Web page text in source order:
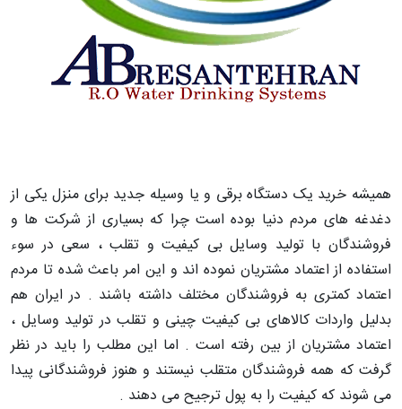
همیشه خرید یک دستگاه برقی و یا وسیله جدید برای منزل یکی از
دغدغه های مردم دنیا بوده است چرا که بسیاری از شرکت ها و
فروشندگان با تولید وسایل بی کیفیت و تقلب ، سعی در سوء
استفاده از اعتماد مشتریان نموده اند و این امر باعث شده تا مردم
اعتماد کمتری به فروشندگان مختلف داشته باشند . در ایران هم
بدلیل واردات کالاهای بی کیفیت چینی و تقلب در تولید وسایل ،
اعتماد مشتریان از بین رفته است . اما این مطلب را باید در نظر
گرفت که همه فروشندگان متقلب نیستند و هنوز فروشندگانی پیدا
می شوند که کیفیت را به پول ترجیح می دهند .